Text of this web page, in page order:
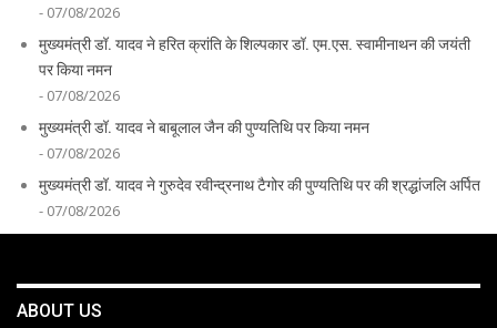
- 07/08/2026
मुख्यमंत्री डॉ. यादव ने हरित क्रांति के शिल्पकार डॉ. एम.एस. स्वामीनाथन की जयंती
पर किया नमन
- 07/08/2026
मुख्यमंत्री डॉ. यादव ने बाबूलाल जैन की पुण्यतिथि पर किया नमन
- 07/08/2026
मुख्यमंत्री डॉ. यादव ने गुरुदेव रवीन्द्रनाथ टैगोर की पुण्यतिथि पर की श्रद्धांजलि अर्पित
- 07/08/2026
ABOUT US